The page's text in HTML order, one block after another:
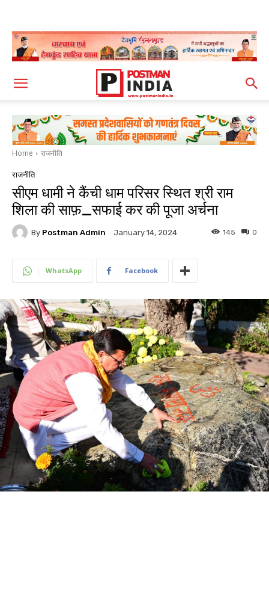
Home राजनीति
राजनीति
सीएम धामी ने कैंची धाम परिसर स्थित श्री राम
शिला की साफ़_सफाई कर की पूजा अर्चना
By Postman Admin January 14, 2024 0
145
WhatsApp Facebook